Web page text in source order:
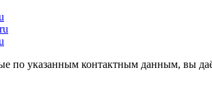
по указанным контактным данным, вы